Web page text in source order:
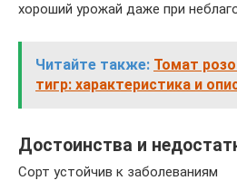
хороший урожай даже при
Читайте также: Томат
тигр: характеристика и
Достоинства и
Сорт устойчив к заболеваниям